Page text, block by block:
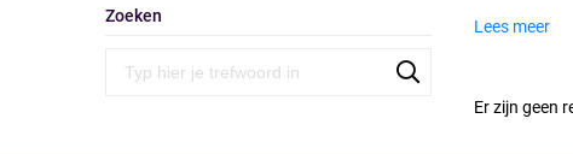
Zoeken
Lees meer
Er zijn geen